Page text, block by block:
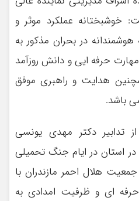
خوشبختانه عملکرد موثر و
هوشمندانه در بحران مذکور به
حرفه ایی و دانش روزآمد
هدایت و راهبری موفق
باشد.
تدابیر دکتر مهدی یونسی
استان در ایام جنگ تحمیلی
جمعیت هلال احمر مازندران با
ای و ظرفیت امدادی به